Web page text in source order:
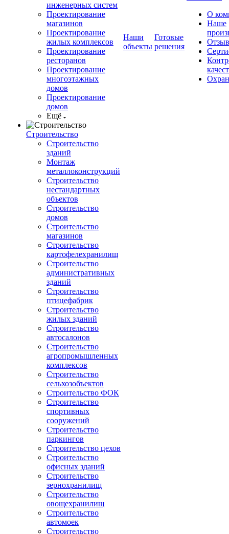
инженерных систем
Проектирование
магазинов
Проектирование
жилых комплексов
Проектирование
ресторанов
Проектирование
многоэтажных
домов
Проектирование
домов
Ещё
Строительство
Строительство
зданий
Монтаж
металлоконструкций
Строительство
нестандартных
объектов
Строительство
домов
Строительство
магазинов
Строительство
картофелехранилищ
Строительство
административных
зданий
Строительство
птицефабрик
Строительство
жилых зданий
Строительство
автосалонов
Строительство
агропромышленных
комплексов
Строительство
сельхозобъектов
Строительство ФОК
Строительство
спортивных
сооружений
Строительство
паркингов
Строительство цехов
Строительство
офисных зданий
Строительство
зернохранилищ
Строительство
овощехранилищ
Строительство
автомоек
Строительство
Наши
объекты
Готовые
решения
О
Наше